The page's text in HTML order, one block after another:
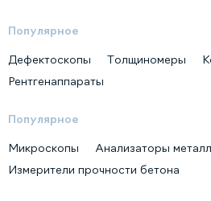
Популярное
Дефектоскопы Толщиномеры
Рентгенаппараты
Популярное
Микроскопы
Анализаторы
Измерители прочности бетона